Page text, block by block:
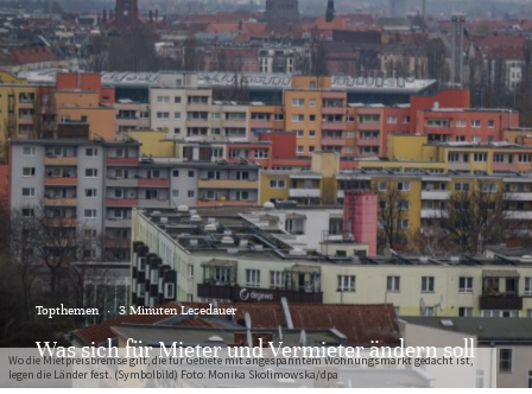
Wo die Mietpreisbremse gilt, die für Gebiete mit angespanntem Wohnungsmarkt gedacht ist,
legen die Länder fest. (Symbolbild) Foto: Monika Skolimowska/dpa
Topthemen · 3 Minuten Lesedauer
Was sich für Mieter und Vermieter ändern soll